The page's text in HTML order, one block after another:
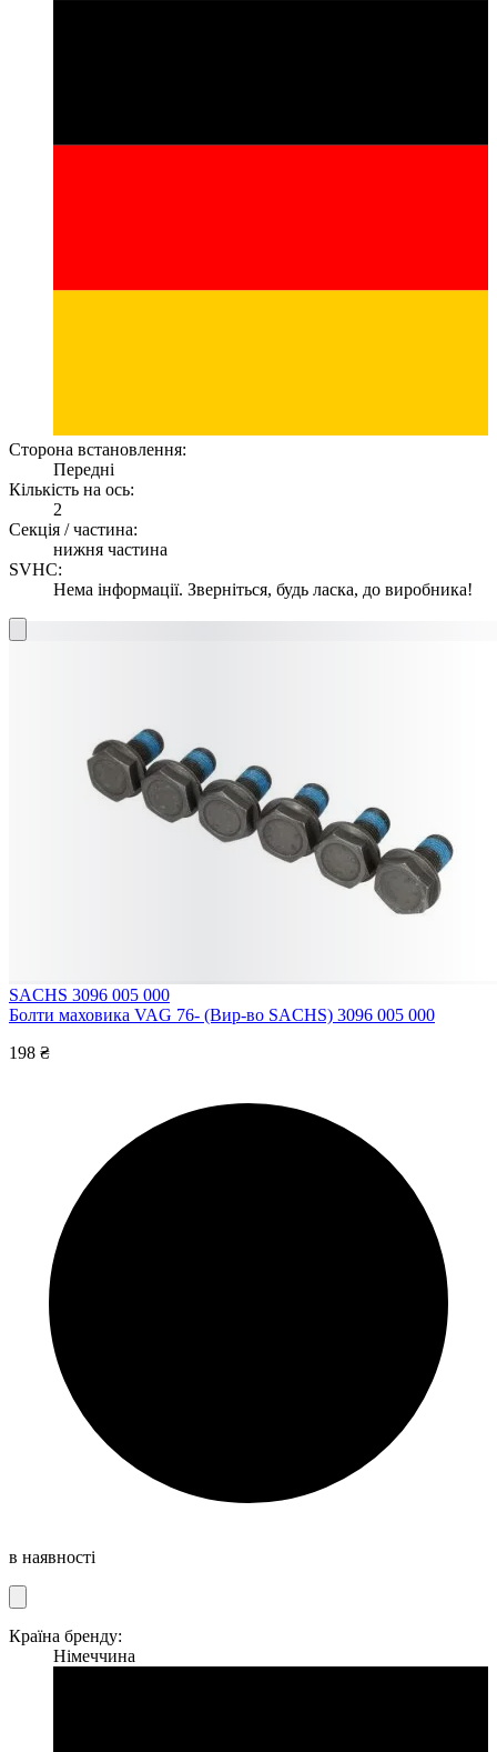
Сторона встановлення:
Передні
Кількість на ось:
2
Секція / частина:
нижня частина
SVHC:
Нема інформації. Зверніться, будь ласка, до виробника!
SACHS 3096 005 000
Болти маховика VAG 76- (Вир-во SACHS) 3096 005 000
198 ₴
в наявності
Країна бренду:
Німеччина